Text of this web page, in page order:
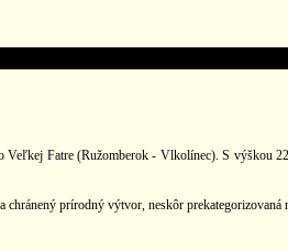
Veľkej Fatre (Ružomberok - Vlkolínec). S
prírodný výtvor, neskôr prekategorizovaná